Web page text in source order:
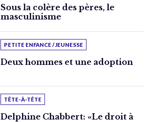
Sous la colère des pères, le
masculinisme
PETITE ENFANCE / JEUNESSE
Deux hommes et une adoption
TÊTE-À-TÊTE
Delphine Chabbert: «Le droit à